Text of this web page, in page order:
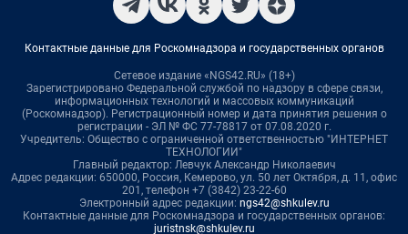
Контактные данные для Роскомнадзора и государственных органов
Сетевое издание «NGS42.RU» (18+)
Зарегистрировано Федеральной службой по надзору в сфере связи,
информационных технологий и массовых коммуникаций
(Роскомнадзор). Регистрационный номер и дата принятия решения о
регистрации - ЭЛ № ФС 77-78817 от 07.08.2020 г.
Учредитель: Общество с ограниченной ответственностью "ИНТЕРНЕТ
ТЕХНОЛОГИИ"
Главный редактор: Левчук Александр Николаевич
Адрес редакции: 650000, Россия, Кемерово, ул. 50 лет Октября, д. 11, офис
201, телефон +7 (3842) 23-22-60
Электронный адрес редакции: ngs42@shkulev.ru
Контактные данные для Роскомнадзора и государственных органов:
juristnsk@shkulev.ru